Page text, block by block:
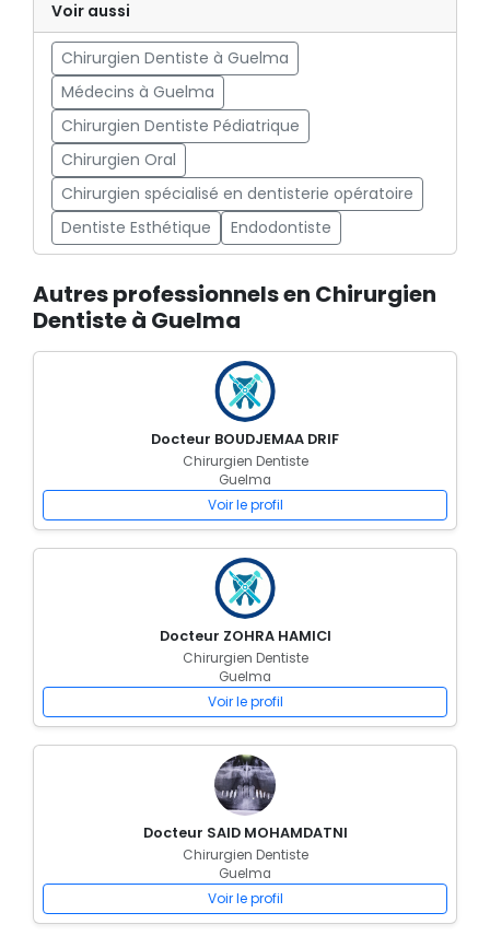
Voir aussi
Chirurgien Dentiste à Guelma
Médecins à Guelma
Chirurgien Dentiste Pédiatrique
Chirurgien Oral
Chirurgien spécialisé en dentisterie opératoire
Dentiste Esthétique
Endodontiste
Autres professionnels en Chirurgien
Dentiste à Guelma
Docteur BOUDJEMAA DRIF
Chirurgien Dentiste
Guelma
Voir le profil
Docteur ZOHRA HAMICI
Chirurgien Dentiste
Guelma
Voir le profil
Docteur SAID MOHAMDATNI
Chirurgien Dentiste
Guelma
Voir le profil